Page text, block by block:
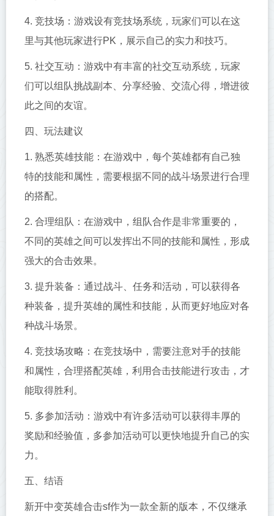
4. 竞技场：游戏设有竞技场系统，玩家们可以在这
里与其他玩家进行PK，展示自己的实力和技巧。
5. 社交互动：游戏中有丰富的社交互动系统，玩家
们可以组队挑战副本、分享经验、交流心得，增进彼
此之间的友谊。
四、玩法建议
1. 熟悉英雄技能：在游戏中，每个英雄都有自己独
特的技能和属性，需要根据不同的战斗场景进行合理
的搭配。
2. 合理组队：在游戏中，组队合作是非常重要的，
不同的英雄之间可以发挥出不同的技能和属性，形成
强大的合击效果。
3. 提升装备：通过战斗、任务和活动，可以获得各
种装备，提升英雄的属性和技能，从而更好地应对各
种战斗场景。
4. 竞技场攻略：在竞技场中，需要注意对手的技能
和属性，合理搭配英雄，利用合击技能进行攻击，才
能取得胜利。
5. 多参加活动：游戏中有许多活动可以获得丰厚的
奖励和经验值，多参加活动可以更快地提升自己的实
力。
五、结语
新开中变英雄合击sf作为一款全新的版本，不仅继承